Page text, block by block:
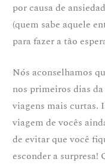
por causa de
(quem sabe aquele
para fazer a tão
Nós aconselhamos
nos primeiros dias
viagens mais curtas.
viagem de vocês
de evitar que você
esconder a surpresa!